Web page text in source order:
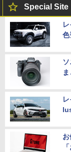
Special Site
色